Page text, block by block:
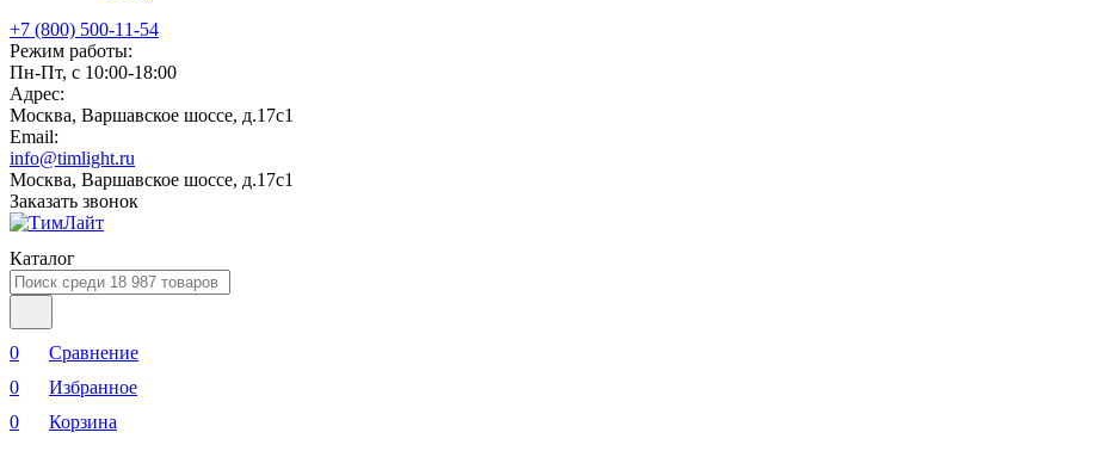
+7 (800) 500-11-54
Режим работы:
Пн-Пт, с 10:00-18:00
Адрес:
Москва, Варшавское шоссе, д.17c1
Email:
info@timlight.ru
Москва, Варшавское шоссе, д.17c1
Заказать звонок
Каталог
0
Сравнение
0
Избранное
0
Корзина